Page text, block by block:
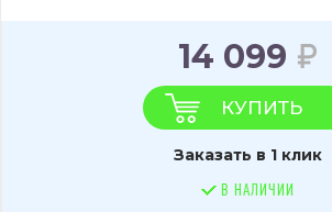
14 099
КУПИТЬ
Заказать в 1 клик
В НАЛИЧИИ